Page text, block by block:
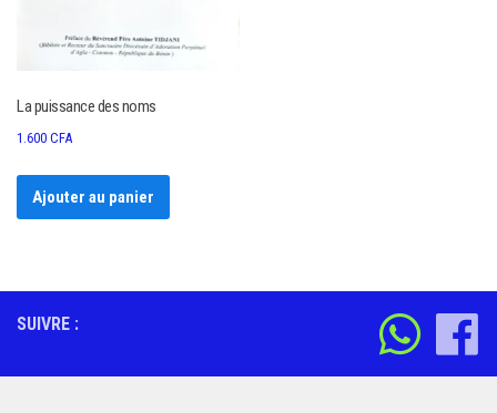
La puissance des noms
1.600 CFA
Ajouter au panier
SUIVRE :